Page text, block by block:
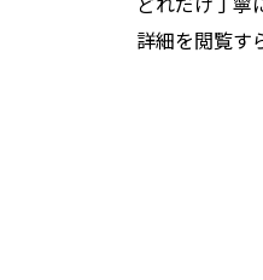
詳細を閲覧す